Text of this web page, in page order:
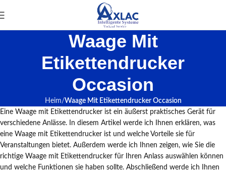
Waage Mit
Etikettendrucker
Occasion
Heim Waage Mit Etikettendrucker Occasion
Eine Waage mit Etikettendrucker ist ein äußerst praktisches Gerät für
verschiedene Anlässe. In diesem Artikel werde ich Ihnen erklären, was
eine Waage mit Etikettendrucker ist und welche Vorteile sie für
Veranstaltungen bietet. Außerdem werde ich Ihnen zeigen, wie Sie die
richtige Waage mit Etikettendrucker für Ihren Anlass auswählen können
und welche Funktionen sie haben sollte. Abschließend werde ich Ihnen